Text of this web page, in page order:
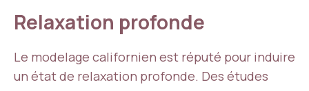
Relaxation profonde
Le modelage californien est réputé pour induire
un état de relaxation profonde. Des études